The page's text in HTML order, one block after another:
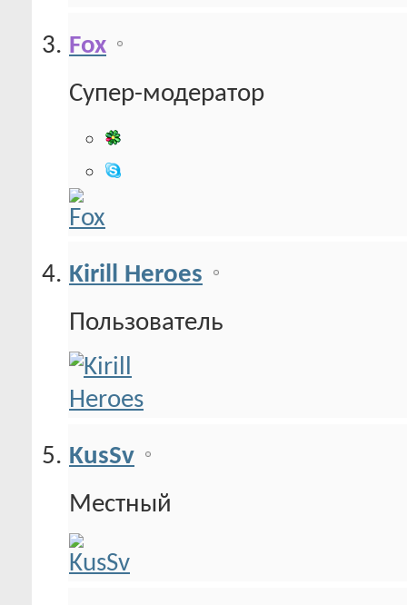
Fox
Супер-модератор
Kirill Heroes
Пользователь
KusSv
Местный